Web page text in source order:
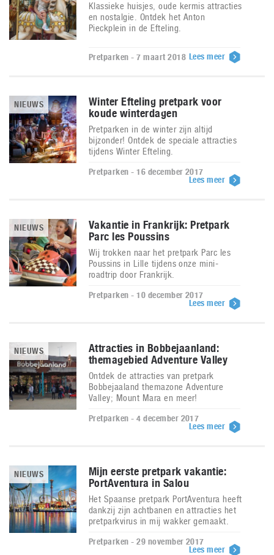
Klassieke huisjes, oude kermis attracties
en nostalgie. Ontdek het Anton
Pieckplein in de Efteling.
Pretparken - 7 maart 2018 Lees meer
NIEUWS
Winter Efteling pretpark voor
koude winterdagen
Pretparken in de winter zijn altijd
bijzonder! Ontdek de speciale attracties
tijdens Winter Efteling.
Pretparken - 16 december 2017
Lees meer
NIEUWS
Vakantie in Frankrijk: Pretpark
Parc les Poussins
Wij trokken naar het pretpark Parc les
Poussins in Lille tijdens onze mini-
roadtrip door Frankrijk.
Pretparken - 10 december 2017
Lees meer
NIEUWS
Attracties in Bobbejaanland:
themagebied Adventure Valley
Ontdek de attracties van pretpark
Bobbejaaland themazone Adventure
Valley; Mount Mara en meer!
Pretparken - 4 december 2017
Lees meer
NIEUWS
Mijn eerste pretpark vakantie:
PortAventura in Salou
Het Spaanse pretpark PortAventura heeft
dankzij zijn achtbanen en attracties het
pretparkvirus in mij wakker gemaakt.
Pretparken - 29 november 2017
Lees meer